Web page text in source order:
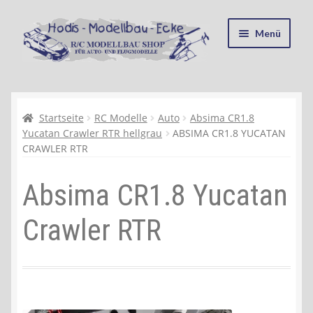
Zur
Navigation
springen
Zum
Inhalt
springen
Menü
Kasse
Mein Konto
Recycling, Entsorgung und Umwelt
Shop
Warenkorb
Startseite RC Modelle Auto
Absima CR1.8
Yucatan Crawler RTR hellgrau
ABSIMA CR1.8 YUCATAN
CRAWLER RTR
Absima CR1.8 Yucatan
Crawler RTR